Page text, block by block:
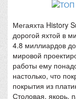
Мегаяхта History
дорогой яхтой в
4.8 миллиардов
мировой
работы ему
настолько, что
покрытия из
Столовая, якорь,